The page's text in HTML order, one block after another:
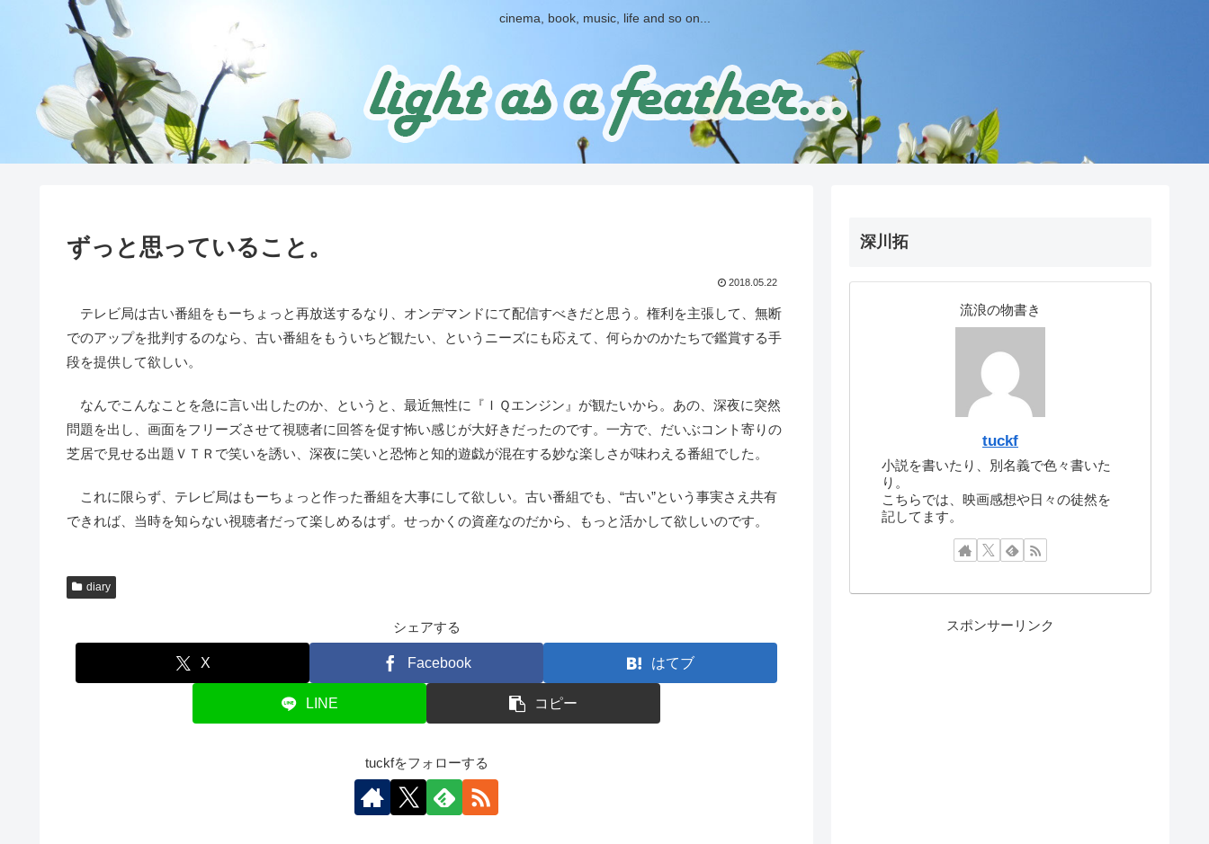
cinema, book, music, life and so on...
ずっと思っていること。
2018.05.22
テレビ局は古い番組をもーちょっと再放送するなり、オンデマンドにて配信すべきだと思う。権利を主張して、無断
でのアップを批判するのなら、古い番組をもういちど観たい、というニーズにも応えて、何らかのかたちで鑑賞する手
段を提供して欲しい。
なんでこんなことを急に言い出したのか、というと、最近無性に『ＩＱエンジン』が観たいから。あの、深夜に突然
問題を出し、画面をフリーズさせて視聴者に回答を促す怖い感じが大好きだったのです。一方で、だいぶコント寄りの
芝居で見せる出題ＶＴＲで笑いを誘い、深夜に笑いと恐怖と知的遊戯が混在する妙な楽しさが味わえる番組でした。
これに限らず、テレビ局はもーちょっと作った番組を大事にして欲しい。古い番組でも、“古い”という事実さえ共有
できれば、当時を知らない視聴者だって楽しめるはず。せっかくの資産なのだから、もっと活かして欲しいのです。
diary
シェアする
X Facebook はてブ
LINE コピー
tuckfをフォローする
深川拓
流浪の物書き
tuckf
小説を書いたり、別名義で色々書いた
り。
こちらでは、映画感想や日々の徒然を
記してます。
スポンサーリンク